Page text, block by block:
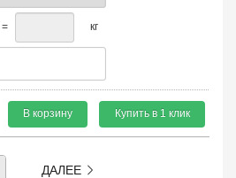
кг
В корзину Купить в 1 клик
ДАЛЕЕ